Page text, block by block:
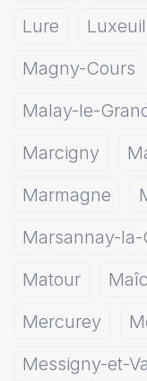
Lure
Magny-Cours
Malay-le-
Marcigny
Marmagne
Marsannay-la-
Matour
Mercurey
Messigny-et-